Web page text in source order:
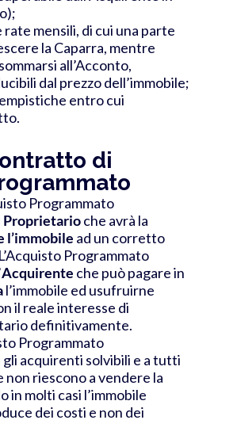
rate mensili, di cui una parte
la Caparra, mentre
all’Acconto,
dal prezzo dell’immobile;
entro cui
di
Programmato
Proprietarioche avrà la
l’immobile ad un corretto
L’Acquisto Programmato
Acquirente che può pagare in
l’immobile ed usufruirne
il reale interesse di
definitivamente.
Programmato
acquirenti solvibili e a tutti
riescono a vendere la
in molti casi l’immobile
dei costi e non dei